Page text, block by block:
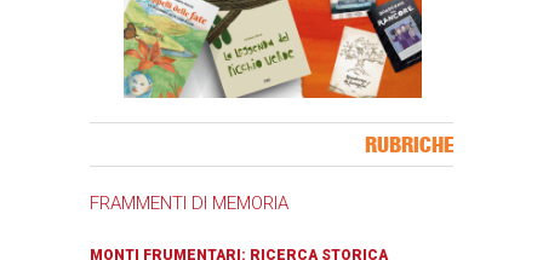
RUBRICHE
FRAMMENTI DI MEMORIA
MONTI FRUMENTARI: RICERCA STORICA